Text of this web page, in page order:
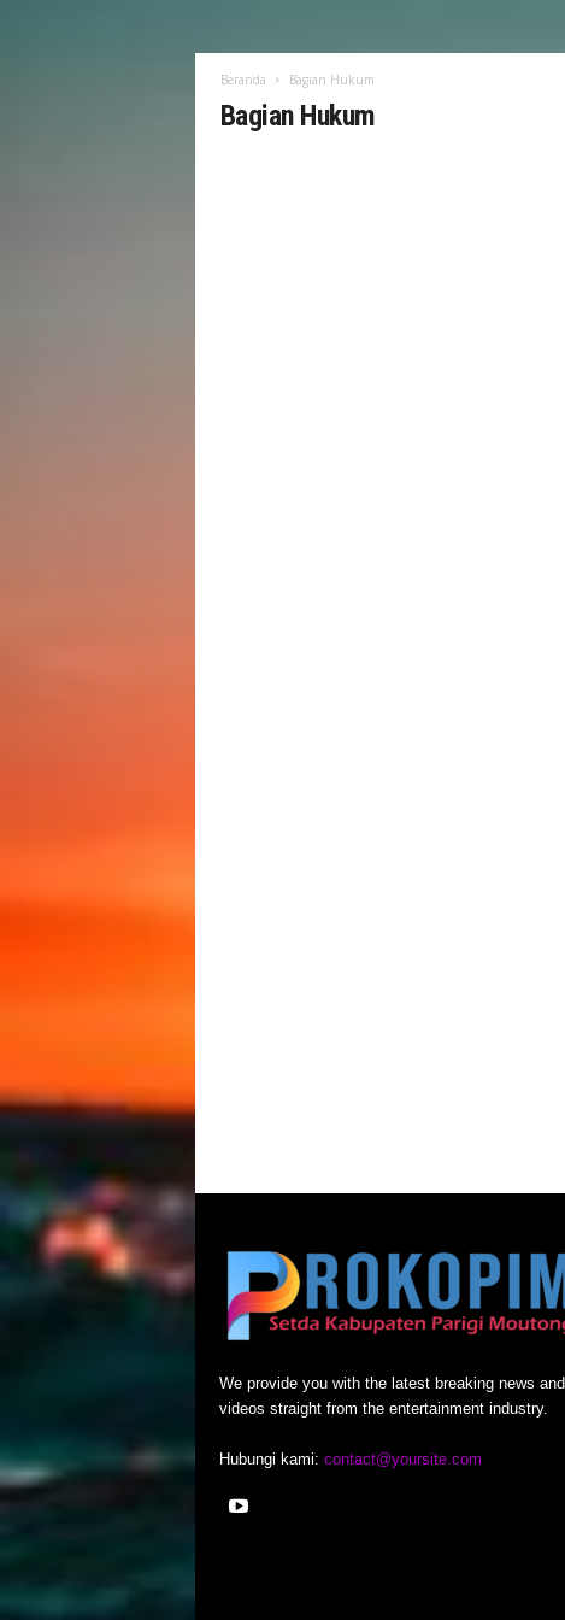
Beranda Bagian Hukum
Bagian Hukum
We provide you with the latest breaking news and
videos straight from the entertainment industry.
Hubungi kami: contact@yoursite.com